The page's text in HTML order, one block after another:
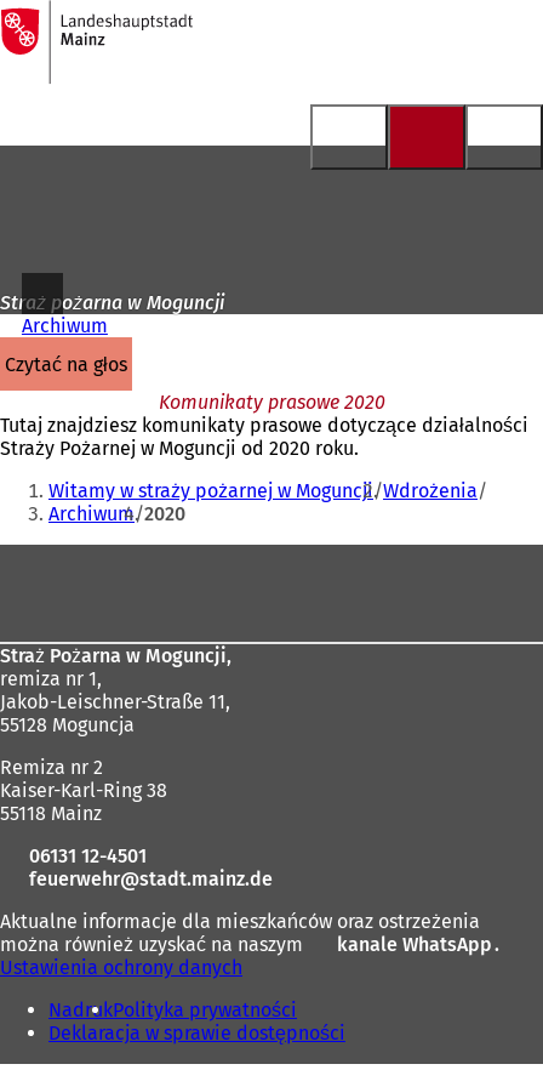
Przejdź do treści
Do
strony
głównej
Straż pożarna w Moguncji
Archiwum
czytać na głos
Komunikaty prasowe 2020
Tutaj znajdziesz komunikaty prasowe dotyczące działalności
Straży Pożarnej w Moguncji od 2020 roku.
Jesteś
tutaj:
Witamy w straży pożarnej w Moguncji Wdrożenia
Archiwum 2020
Straż Pożarna w Moguncji,
remiza nr 1,
Jakob-Leischner-Straße 11,
55128 Moguncja
Remiza nr 2
Kaiser-Karl-Ring 38
55118 Mainz
06131 12-4501
feuerwehr
stadt.mainz de
Aktualne informacje dla mieszkańców oraz ostrzeżenia
można również uzyskać na naszym
kanale WhatsApp(
e
.
Ustawienia ochrony danych
NadrukPolityka prywatności
Deklaracja w sprawie dostępności